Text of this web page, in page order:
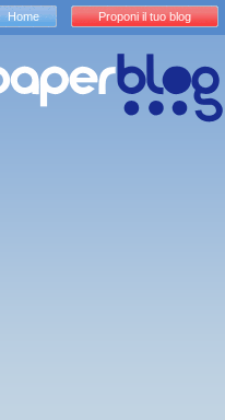
Home Proponi il tuo blog